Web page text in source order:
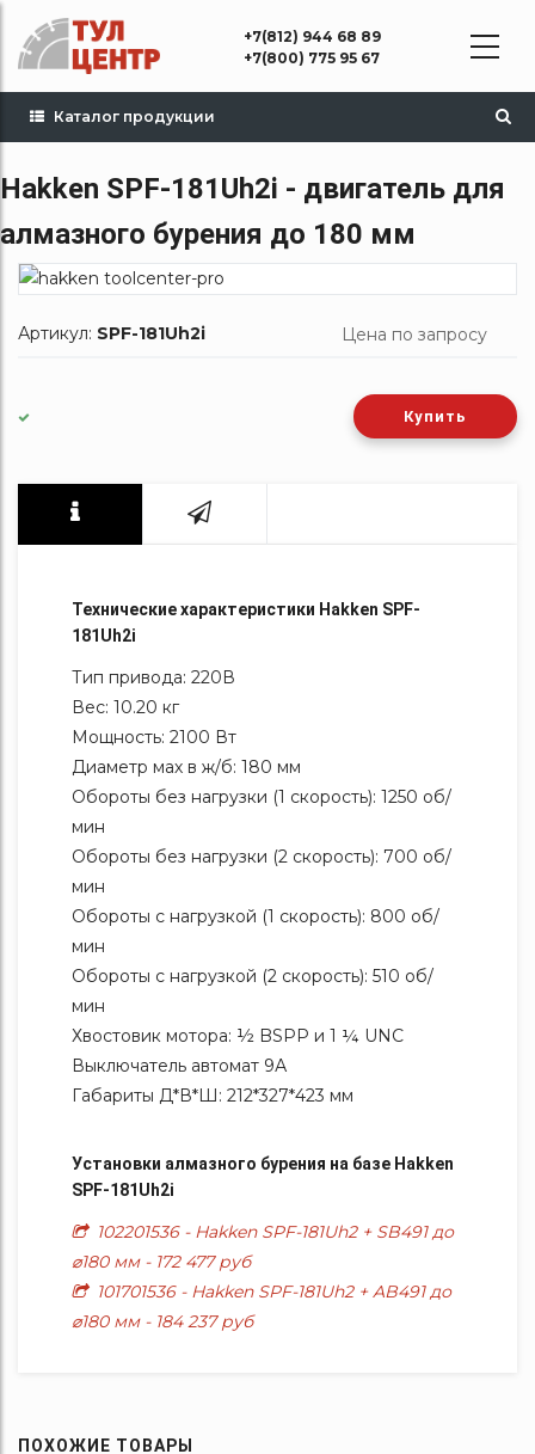
Перейти
основному
+7(812) 944 68 89
+7(800) 775 95 67
Каталог продукции
Hakken SPF-181Uh2i - двигатель для
алмазного бурения до 180 мм
Артикул: SPF-181Uh2i Цена по запросу
Купить
Технические характеристики Hakken SPF-
181Uh2i
Тип привода: 220В
Вес: 10.20 кг
Мощность: 2100 Вт
Диаметр мах в ж/б: 180 мм
Обороты без нагрузки (1 скорость): 1250 об/
мин
Обороты без нагрузки (2 скорость): 700 об/
мин
Обороты с нагрузкой (1 скорость): 800 об/
мин
Обороты с нагрузкой (2 скорость): 510 об/
мин
Хвостовик мотора: ½ BSPP и 1 ¼ UNC
Выключатель автомат 9А
Габариты Д*В*Ш: 212*327*423 мм
Установки алмазного бурения на базе Hakken
SPF-181Uh2i
102201536 - Hakken SPF-181Uh2 + SB491 до
⌀180 мм - 172 477 руб
101701536 - Hakken SPF-181Uh2 + AB491 до
⌀180 мм - 184 237 руб
ПОХОЖИЕ ТОВАРЫ